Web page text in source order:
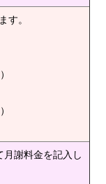
す。
謝料金を記入し